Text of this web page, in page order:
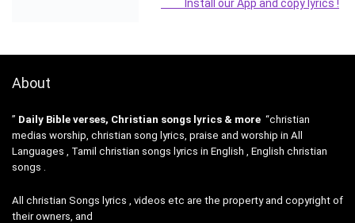
Install our App and copy lyrics !
About
” Daily Bible verses, Christian songs lyrics & more “christian
medias worship, christian song lyrics, praise and worship in All
Languages , Tamil christian songs lyrics in English , English christian
songs .
All christian Songs lyrics , videos etc are the property and copyright of
their owners, and